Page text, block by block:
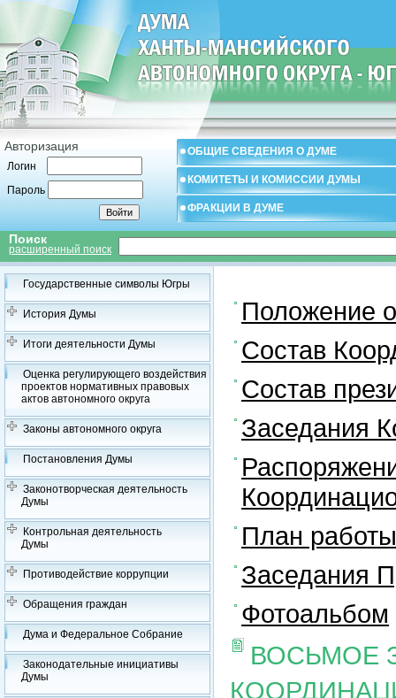
Авторизация
Логин
Пароль
ОБЩИЕ СВЕДЕНИЯ О ДУМЕ
КОМИТЕТЫ И КОМИССИИ ДУМЫ
ФРАКЦИИ В ДУМЕ
Поиск
расширенный поиск
Государственные символы Югры
История Думы
Итоги деятельности Думы
Оценка регулирующего воздействия
проектов нормативных правовых
актов автономного округа
Законы автономного округа
Постановления Думы
Законотворческая деятельность
Думы
Контрольная деятельность
Думы
Противодействие коррупции
Обращения граждан
Дума и Федеральное Собрание
Законодательные инициативы
Думы
Положение
Состав
Состав
Заседания
План
Заседания
Фотоальбом
ВОСЬМОЕ